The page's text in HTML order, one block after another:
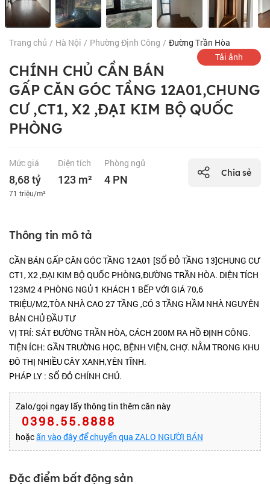
Trang chủ / Hà Nội / Phường Định Công / Đường Trần Hòa
Tải ảnh
CHÍNH CHỦ CẦN BÁN
GẤP CĂN GÓC TẦNG 12A01,CHUNG
CƯ ,CT1, X2 ,ĐẠI KIM BỘ QUỐC
PHÒNG
Mức giá
8,68 tỷ
71 triệu/m²
Diện tích
123 m²
Phòng ngủ
4 PN
Chia sẻ
Thông tin mô tả
CẦN BÁN GẤP CĂN GÓC TẦNG 12A01 [SỔ ĐỎ TẦNG 13]CHUNG CƯ
CT1, X2 ,ĐẠI KIM BỘ QUỐC PHÒNG,ĐƯỜNG TRẦN HÒA. DIỆN TÍCH
123M2 4 PHÒNG NGỦ 1 KHÁCH 1 BẾP VỚI GIÁ 70,6
TRIỆU/M2,TÒA NHÀ CAO 27 TẦNG ,CÓ 3 TẦNG HẦM NHÀ NGUYÊN
BẢN CHỦ ĐẦU TƯ
VỊ TRÍ: SÁT ĐƯỜNG TRẦN HÒA, CÁCH 200M RA HỒ ĐỊNH CÔNG.
TIỆN ÍCH: GẦN TRƯỜNG HỌC, BỆNH VIỆN, CHỢ. NẰM TRONG KHU
ĐÔ THỊ NHIỀU CÂY XANH,YÊN TĨNH.
PHÁP LY : SỔ ĐỎ CHÍNH CHỦ.
Zalo/gọi ngay lấy thông tin thêm căn này
0398.55.8888
hoặcấn vào đây để chuyển qua ZALO NGƯỜI BÁN
Đặc điểm bất động sản